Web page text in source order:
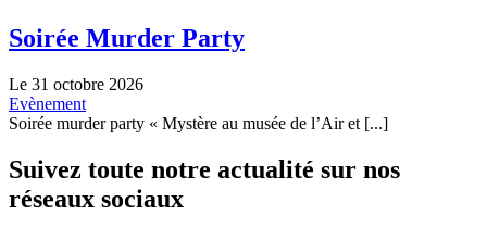
Soirée Murder Party
Le 31 octobre 2026
Evènement
Soirée murder party « Mystère au musée de l’Air et [...]
Suivez toute notre actualité sur nos
réseaux sociaux